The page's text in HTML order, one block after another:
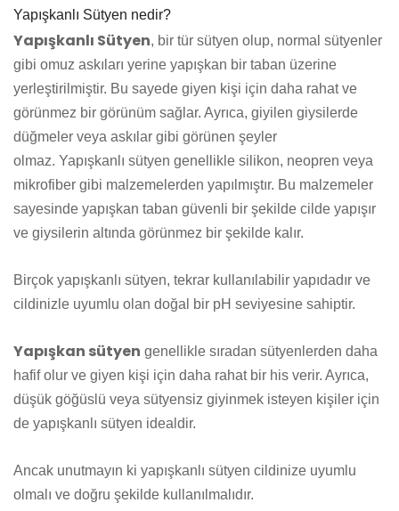
Yapışkanlı Sütyen nedir?
Yapışkanlı Sütyen, bir tür sütyen olup, normal sütyenler
gibi omuz askıları yerine yapışkan bir taban üzerine
yerleştirilmiştir. Bu sayede giyen kişi için daha rahat ve
görünmez bir görünüm sağlar. Ayrıca, giyilen giysilerde
düğmeler veya askılar gibi görünen şeyler
olmaz. Yapışkanlı sütyen genellikle silikon, neopren veya
mikrofiber gibi malzemelerden yapılmıştır. Bu malzemeler
sayesinde yapışkan taban güvenli bir şekilde cilde yapışır
ve giysilerin altında görünmez bir şekilde kalır.
Birçok yapışkanlı sütyen, tekrar kullanılabilir yapıdadır ve
cildinizle uyumlu olan doğal bir pH seviyesine sahiptir.
Yapışkan sütyen genellikle sıradan sütyenlerden daha
hafif olur ve giyen kişi için daha rahat bir his verir. Ayrıca,
düşük göğüslü veya sütyensiz giyinmek isteyen kişiler için
de yapışkanlı sütyen idealdir.
Ancak unutmayın ki yapışkanlı sütyen cildinize uyumlu
olmalı ve doğru şekilde kullanılmalıdır.